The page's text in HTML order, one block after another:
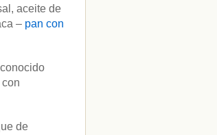
aceite de
– pan con
de